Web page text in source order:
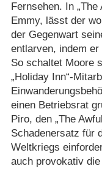
Fernsehen. In
Emmy, lässt der
der Gegenwart
entlarven, indem
So schaltet Moore
„Holiday Inn“-
einen Betriebsrat
Piro, den „The
Schadenersatz für
Weltkriegs
auch provokativ die